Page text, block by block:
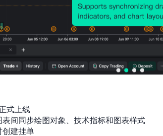
相关指标
式上线
间同步绘图对象、技术指标和图表样式
创建挂单